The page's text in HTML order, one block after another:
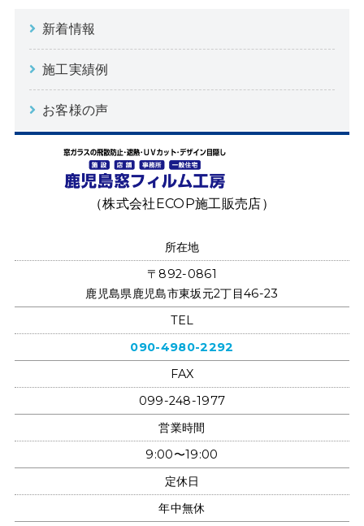
新着情報
施工実績例
お客様の声
（株式会社ECOP施工販売店）
所在地
〒892-0861
鹿児島県鹿児島市東坂元2丁目46-23
TEL
090-4980-2292
FAX
099-248-1977
営業時間
9:00〜19:00
定休日
年中無休